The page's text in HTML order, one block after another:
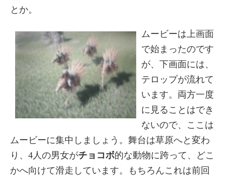
とか。
ムービーは上画面
で始まったのです
が、下画面には、
テロップが流れて
います。両方一度
に見ることはでき
ないので、ここは
ムービーに集中しましょう。舞台は草原へと変わ
り、4人の男女がチョコボ的な動物に跨って、どこ
かへ向けて滑走しています。もちろんこれは前回